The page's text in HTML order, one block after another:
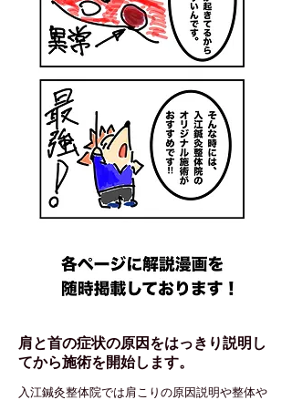
肩と首の症状の原因をはっきり説明し
てから施術を開始します。
入江鍼灸整体院では肩こりの原因説明や整体や